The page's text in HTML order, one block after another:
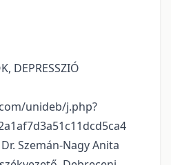
DEPRESSZIÓ
unideb/j.php?
Szemán-Nagy Anita